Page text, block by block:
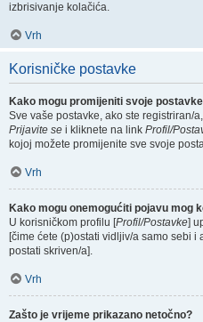
izbrisivanje kolačića.
Vrh
Korisničke postavke
Kako mogu promijeniti svoje
Sve vaše postavke, ako ste registriran/
Prijavite se i kliknete na link Profil/
kojoj možete promijenite sve svoje
Vrh
Kako mogu onemogućiti pojavu mog
U korisničkom profilu [Profil/Postavke]
[čime ćete (p)ostati vidljiv/a samo sebi i
postati skriven/a].
Vrh
Zašto je vrijeme prikazano netočno?